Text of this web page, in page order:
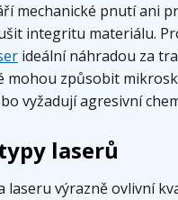
mechanické pnutí ani
integritu materiálu.
ideální náhradou za
mohou způsobit
vyžadují agresivní
laserů
laseru výrazně ovlivní